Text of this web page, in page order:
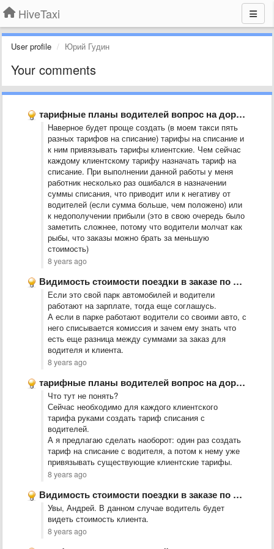
HiveTaxi
User profile Юрий Гудин
Your comments
тарифные планы водителей вопрос на доработку
Наверное будет проще создать (в моем такси пять
разных тарифов на списание) тарифы на списание и
к ним привязывать тарифы клиентские. Чем сейчас
каждому клиентскому тарифу назначать тариф на
списание. При выполнении данной работы у меня
работник несколько раз ошибался в назначении
суммы списания, что приводит или к негативу от
водителей (если сумма больше, чем положено) или
к недополучении прибыли (это в свою очередь было
заметить сложнее, потому что водители молчат как
рыбы, что заказы можно брать за меньшую
стоимость)
8 years ago
Видимость стоимости поездки в заказе по безналу
Если это свой парк автомобилей и водители
работают на зарплате, тогда еще соглашусь.
А если в парке работают водители со своими авто, с
него списывается комиссия и зачем ему знать что
есть еще разница между суммами за заказ для
водителя и клиента.
8 years ago
тарифные планы водителей вопрос на доработку
Что тут не понять?
Сейчас необходимо для каждого клиентского
тарифа руками создать тариф списания с
водителей.
А я предлагаю сделать наоборот: один раз создать
тариф на списание с водителя, а потом к нему уже
привязывать существующие клиентские тарифы.
8 years ago
Видимость стоимости поездки в заказе по безналу
Увы, Андрей. В данном случае водитель будет
видеть стоимость клиента.
8 years ago